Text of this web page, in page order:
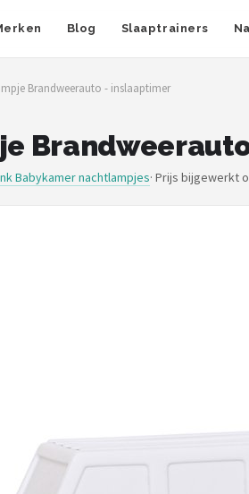
Blog Slaaptrainers
Brandweerauto - inslaaptimer
Babykamer nachtlampjes· Prijs bijgewerkt